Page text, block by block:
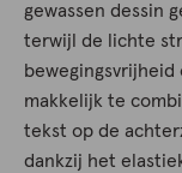
gewassen dessin
terwijl de lichte
bewegingsvrijheid
makkelijk te
tekst op de
dankzij het